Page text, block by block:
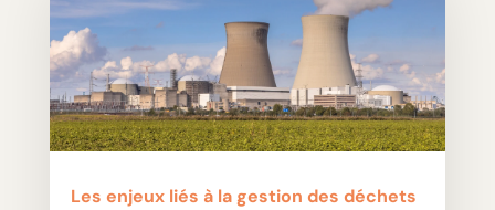
Les enjeux liés à la gestion des déchets